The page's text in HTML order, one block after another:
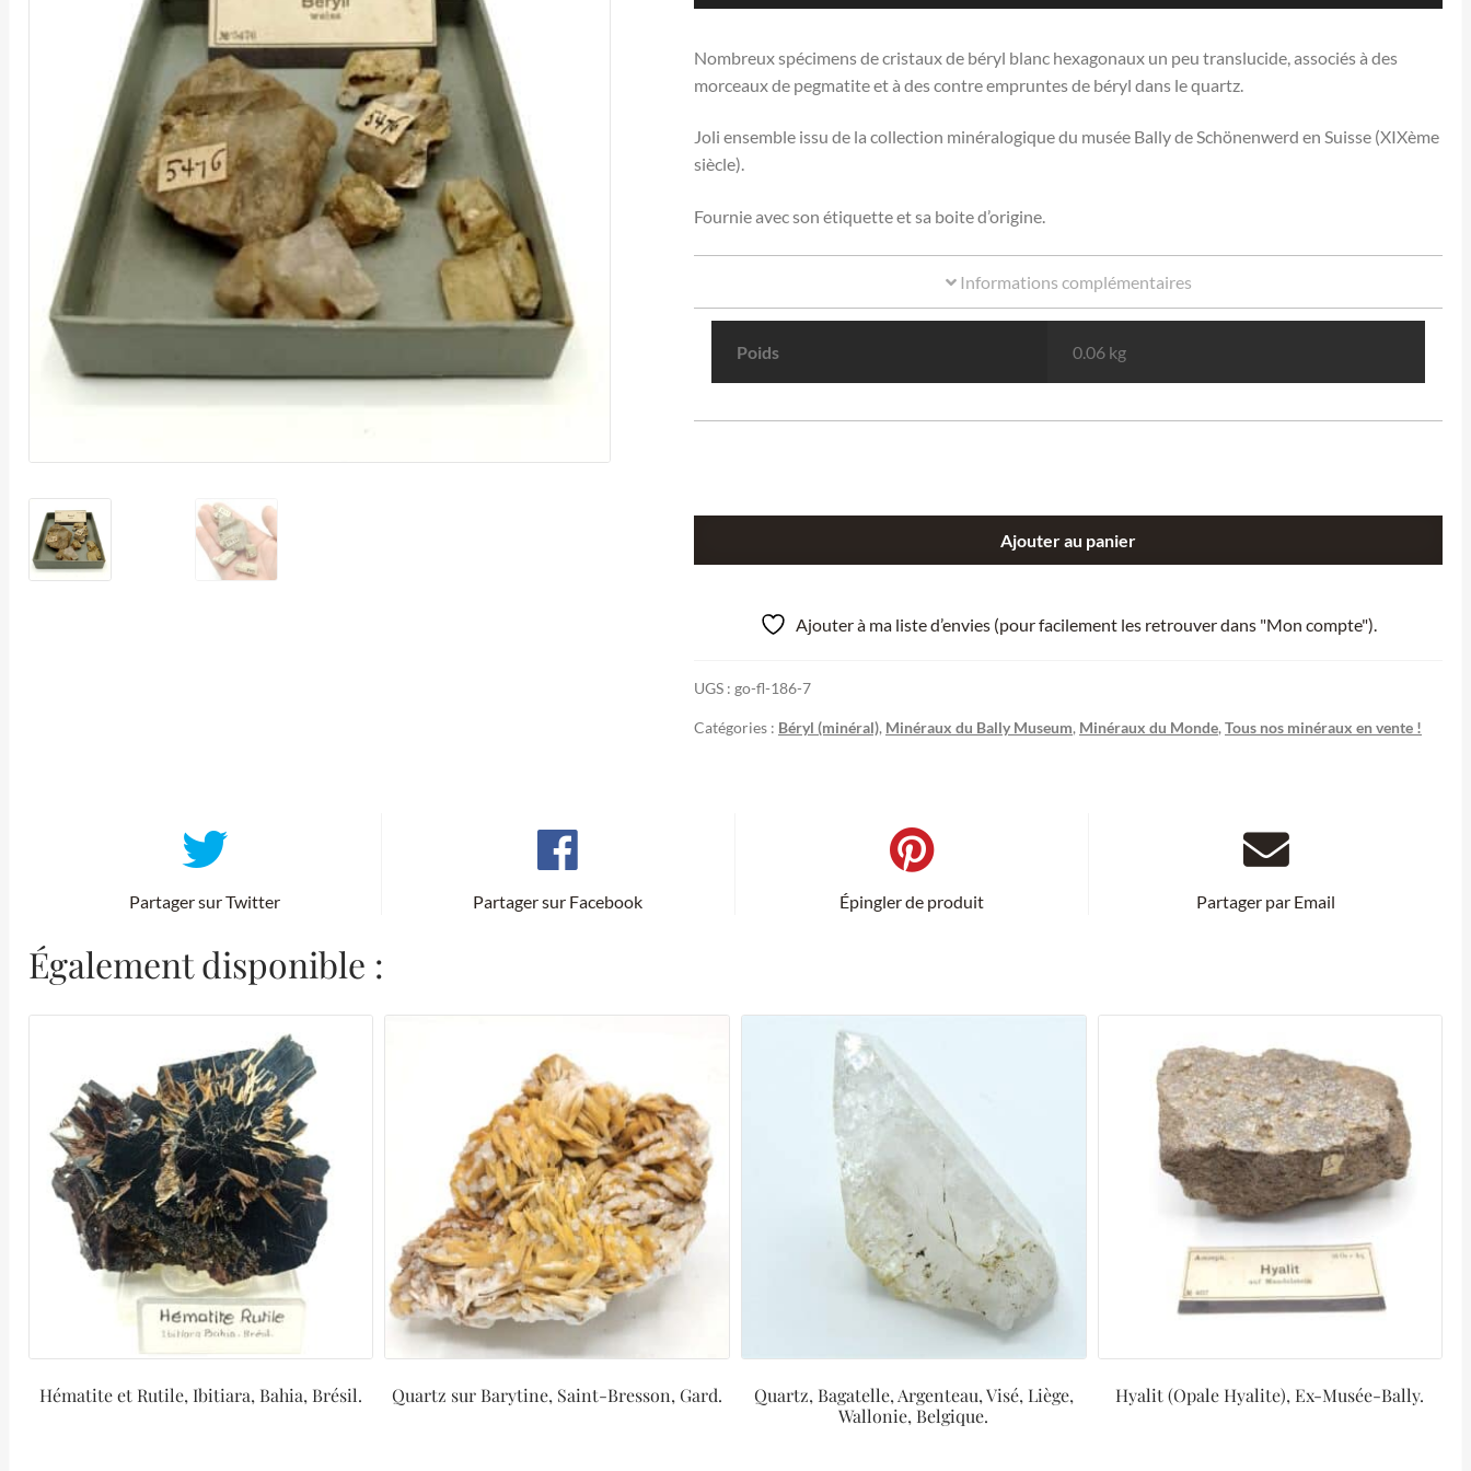
Nombreux spécimens de cristaux de béryl blanc hexagonaux un peu translucide, associés à des
morceaux de pegmatite et à des contre empruntes de béryl dans le quartz.
Joli ensemble issu de la collection minéralogique du musée Bally de Schönenwerd en Suisse (XIXème
siècle).
Fournie avec son étiquette et sa boite d’origine.
Informations complémentaires
Poids 0.06 kg
Bally.
Ajouter au panier
Ajouter à ma liste d’envies (pour facilement les retrouver dans "Mon compte").
UGS : go-fl-186-7
Catégories : Béryl (minéral), Minéraux du Bally Museum, Minéraux du Monde, Tous nos minéraux en vente !
Partager sur Twitter Partager sur Facebook Épingler de produit Partager par Email
Également disponible :
Hématite et Rutile, Ibitiara, Bahia, Brésil. Quartz sur Barytine, Saint-Bresson, Gard.
Quartz, Bagatelle, Argenteau, Visé, Liège,
Wallonie, Belgique.
Hyalit (Opale Hyalite), Ex-Musée-Bally.